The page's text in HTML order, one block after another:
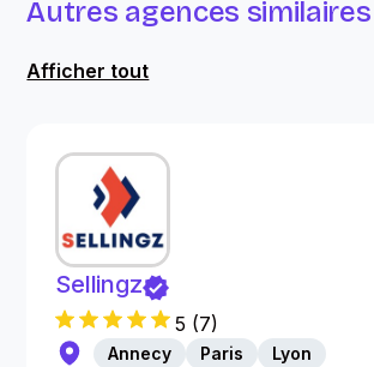
Autres agences similaires
Afficher tout
Sellingz
5 (7)
Annecy Paris
Lyon